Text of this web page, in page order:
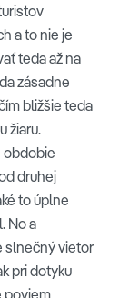
a to nie je
teda až na
zásadne
bližšie teda
žiaru.
obdobie
druhej
to úplne
No a
slnečný vietor
pri dotyku
poviem